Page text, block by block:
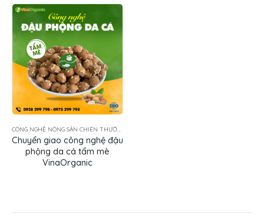
CÔNG NGHỆ NÔNG SẢN CHIÊN THƯỜNG TẨM GIA VỊ
Chuyển giao công nghệ đậu
phộng da cá tẩm mè
VinaOrganic